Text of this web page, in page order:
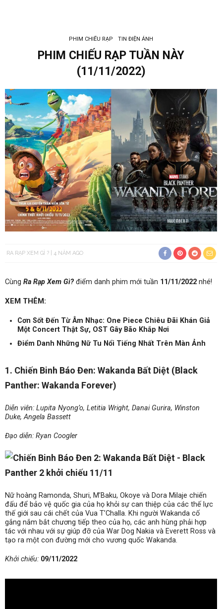
PHIM CHIẾU RẠP TIN ĐIỆN ẢNH
PHIM CHIẾU RẠP TUẦN NÀY
(11/11/2022)
RA RẠP XEM GÌ ? 4 NĂM AGO
Cùng Ra Rạp Xem Gì? điểm danh phim mới tuần 11/11/2022 nhé!
XEM THÊM:
Cơn Sốt Đến Từ Âm Nhạc: One Piece Chiêu Đãi Khán Giả
Một Concert Thật Sự, OST Gây Bão Khắp Nơi
Điểm Danh Những Nữ Tu Nổi Tiếng Nhất Trên Màn Ảnh
1. Chiến Binh Báo Đen: Wakanda Bất Diệt (Black
Panther: Wakanda Forever)
Diễn viên: Lupita Nyong’o, Letitia Wright, Danai Gurira, Winston
Duke, Angela Bassett
Đạo diễn: Ryan Coogler
Nữ hoàng Ramonda, Shuri, M’Baku, Okoye và Dora Milaje chiến
đấu để bảo vệ quốc gia của họ khỏi sự can thiệp của các thế lực
thế giới sau cái chết của Vua T’Challa. Khi người Wakanda cố
gắng nắm bắt chương tiếp theo của họ, các anh hùng phải hợp
tác với nhau với sự giúp đỡ của War Dog Nakia và Everett Ross và
tạo ra một con đường mới cho vương quốc Wakanda.
Khởi chiếu: 09/11/2022